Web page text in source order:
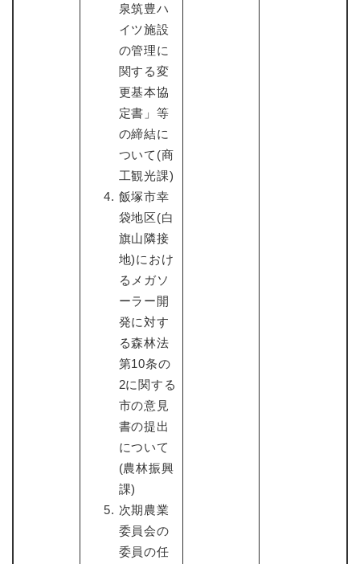
泉筑豊ハ
イツ施設
の管理に
関する変
更基本協
定書」等
の締結に
ついて(商
工観光課)
飯塚市幸
袋地区(白
旗山隣接
地)におけ
るメガソ
ーラー開
発に対す
る森林法
第10条の
2に関する
市の意見
書の提出
について
(農林振興
課)
次期農業
委員会の
委員の任